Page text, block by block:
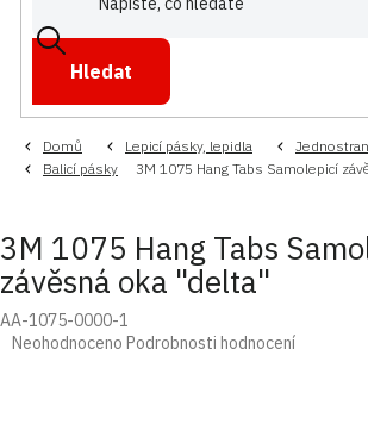
Hledat
Domů Lepicí pásky, lepidla
Balicí pásky
3M 1075 Hang Tabs Samolepicí
3M 1075 Hang Tabs
závěsná oka "delta"
AA-1075-0000-1
Průměrné
Neohodnoceno Podrobnosti hodnocení